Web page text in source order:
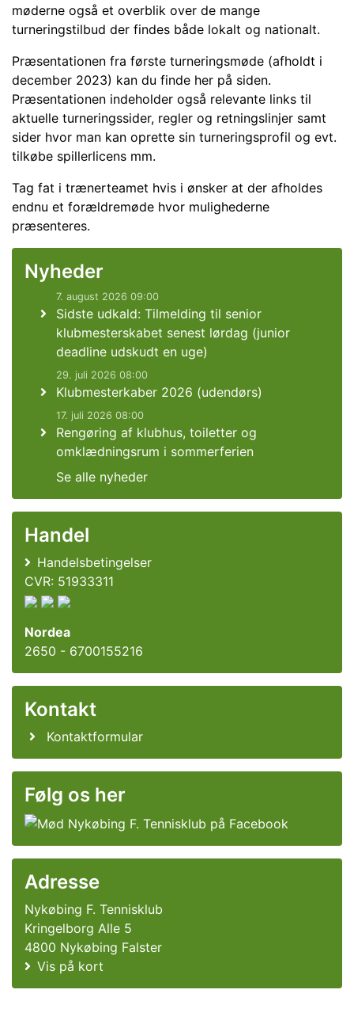
møderne også et overblik over de mange
turneringstilbud der findes både lokalt og nationalt.
Præsentationen fra første turneringsmøde (afholdt i
december 2023) kan du finde her på siden.
Præsentationen indeholder også relevante links til
aktuelle turneringssider, regler og retningslinjer samt
sider hvor man kan oprette sin turneringsprofil og evt.
tilkøbe spillerlicens mm.
Tag fat i trænerteamet hvis i ønsker at der afholdes
endnu et forældremøde hvor mulighederne
præsenteres.
Nyheder
7. august 2026 09:00
Sidste udkald: Tilmelding til senior
klubmesterskabet senest lørdag (junior
deadline udskudt en uge)
29. juli 2026 08:00
Klubmesterkaber 2026 (udendørs)
17. juli 2026 08:00
Rengøring af klubhus, toiletter og
omklædningsrum i sommerferien
Se alle nyheder
Handel
Handelsbetingelser
CVR: 51933311
Nordea
2650 - 6700155216
Kontakt
Kontaktformular
Følg os her
Adresse
Nykøbing F. Tennisklub
Kringelborg Alle 5
4800 Nykøbing Falster
Vis på kort